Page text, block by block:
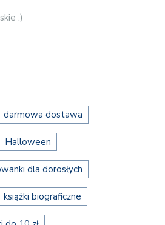
:)
darmowa dostawa
Halloween
dla dorosłych
książki biograficzne